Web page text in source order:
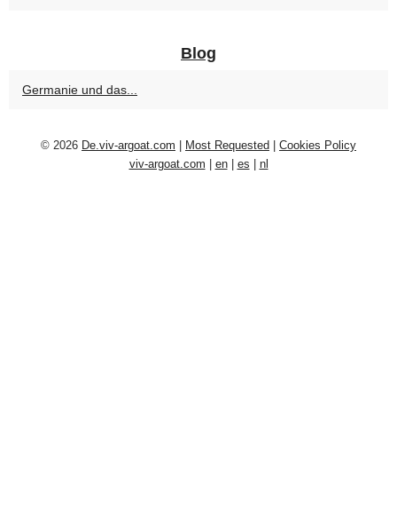
Blog
Germanie und das...
© 2026 De.viv-argoat.com Most Requested
Cookies Policy
viv-argoat.com
en| es nl